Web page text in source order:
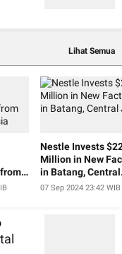
Lihat Semua
Nestle Invests
Million in New
in Batang, Central
Java
07 Sep 2024 23:42 WIB